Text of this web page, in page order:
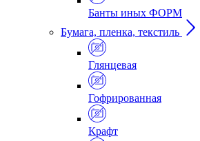
Банты иных ФОРМ
Бумага, пленка, текстиль
Глянцевая
Гофрированная
Крафт